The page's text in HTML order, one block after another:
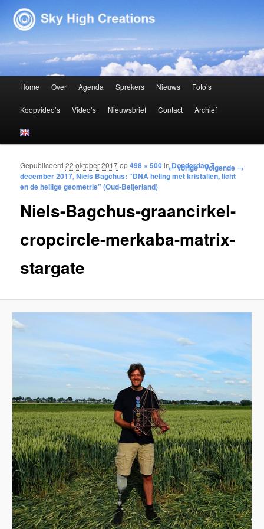
Sky High Creations
Spring naar de primaire inhoud
Spring naar de secundaire inhoud
Home Over Agenda Sprekers Nieuws Foto’s
Koopvideo’s Video’s Nieuwsbrief Contact Archief
Afbeeldingsnavigatie ← Vorige Volgende →
Niels-Bagchus-graancirkel-
cropcircle-merkaba-matrix-
stargate
Gepubliceerd22 oktober 2017op498 × 500inDonderdag 7
december 2017, Niels Bagchus: “DNA heling met kristallen, licht
en de heilige geometrie” (Oud-Beijerland)